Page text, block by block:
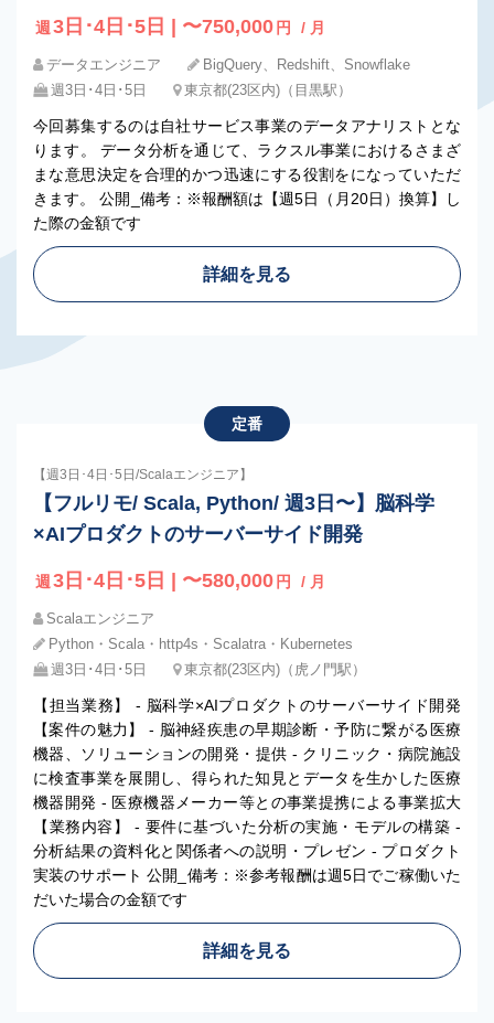
週 3日･4日･5日 | 〜750,000 円 / 月
データエンジニア
BigQuery、Redshift、Snowflake
週3日･4日･5日
東京都(23区内)（目黒駅）
今回募集するのは自社サービス事業のデータアナリストとな
ります。 データ分析を通じて、ラクスル事業におけるさまざ
まな意思決定を合理的かつ迅速にする役割をになっていただ
きます。 公開_備考：※報酬額は【週5日（月20日）換算】し
た際の金額です
詳細を見る
定番
【週3日･4日･5日/Scalaエンジニア】
【フルリモ/ Scala, Python/ 週3日〜】脳科学
×AIプロダクトのサーバーサイド開発
週 3日･4日･5日 | 〜580,000 円 / 月
Scalaエンジニア
Python・Scala・http4s・Scalatra・Kubernetes
週3日･4日･5日
東京都(23区内)（虎ノ門駅）
【担当業務】 - 脳科学×AIプロダクトのサーバーサイド開発
【案件の魅力】 - 脳神経疾患の早期診断・予防に繋がる医療
機器、ソリューションの開発・提供 - クリニック・病院施設
に検査事業を展開し、得られた知見とデータを生かした医療
機器開発 - 医療機器メーカー等との事業提携による事業拡大
【業務内容】 - 要件に基づいた分析の実施・モデルの構築 -
分析結果の資料化と関係者への説明・プレゼン - プロダクト
実装のサポート 公開_備考：※参考報酬は週5日でご稼働いた
だいた場合の金額です
詳細を見る